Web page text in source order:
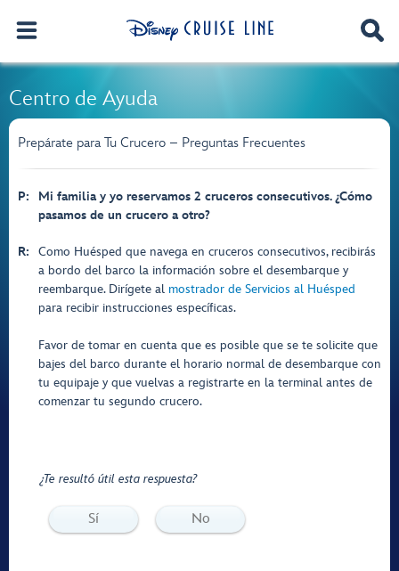
Centro de Ayuda
Prepárate para Tu Crucero – Preguntas Frecuentes
P:
Mi familia y yo reservamos 2 cruceros consecutivos. ¿Cómo
pasamos de un crucero a otro?
R:
Como Huésped que navega en cruceros consecutivos, recibirás
a bordo del barco la información sobre el desembarque y
reembarque. Dirígete al mostrador de Servicios al Huésped
para recibir instrucciones específicas.
Favor de tomar en cuenta que es posible que se te solicite que
bajes del barco durante el horario normal de desembarque con
tu equipaje y que vuelvas a registrarte en la terminal antes de
comenzar tu segundo crucero.
¿Te resultó útil esta respuesta?
Sí No